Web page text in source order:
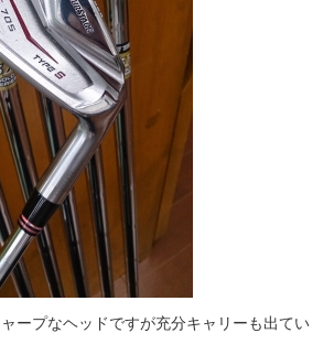
ープなヘッドですが充分キャリーも出てい